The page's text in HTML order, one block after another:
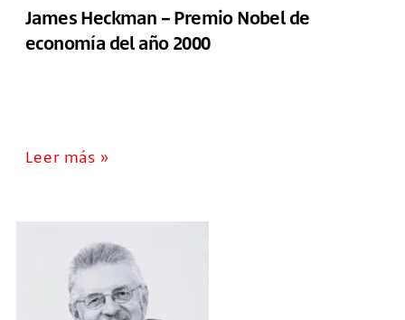
James Heckman – Premio Nobel de
economía del año 2000
Leer más »